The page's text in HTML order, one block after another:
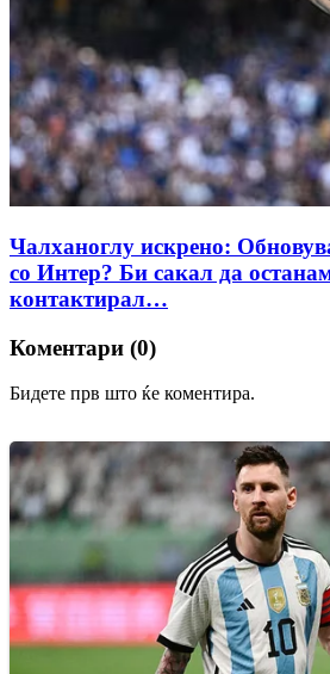
Чалханоглу искрено:
со Интер? Би сакал да
контактирал…
Коментари (0)
Бидете прв што ќе коментира.